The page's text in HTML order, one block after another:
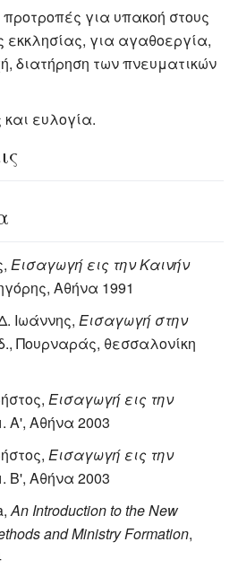
για υπακοή στους
εκκλησίας, για αγαθοεργία,
διατήρηση των πνευματικών
ευλογία.
Εισαγωγή εις την Καινήν
Αθήνα 1991
Ιωάννης, Εισαγωγή στην
Πουρναράς, θεσσαλονίκη
Εισαγωγή εις την
Α', Αθήνα 2003
Εισαγωγή εις την
Β', Αθήνα 2003
An Introduction to the New
and Ministry Formation,